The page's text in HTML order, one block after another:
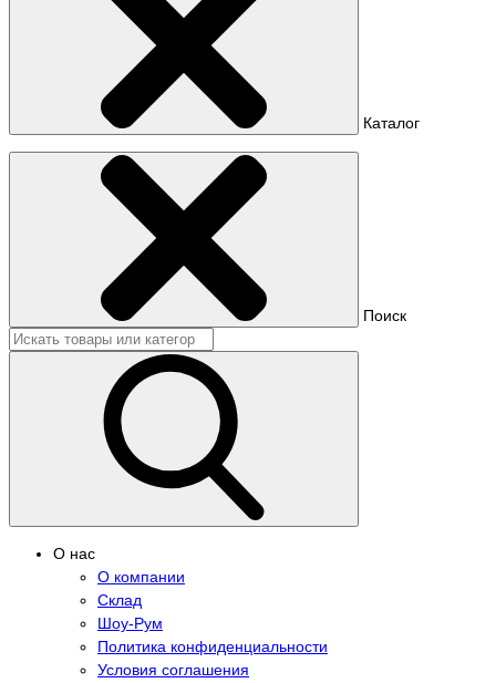
Каталог
Поиск
О нас
О компании
Склад
Шоу-Рум
Политика конфиденциальности
Условия соглашения